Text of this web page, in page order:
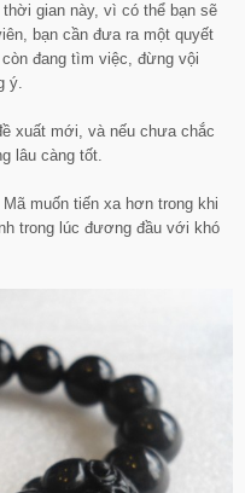
gian này, vì có thể bạn sẽ
bạn cần đưa ra một quyết
đang tìm việc, đừng vội
ý.
xuất mới, và nếu chưa chắc
lâu càng tốt.
muốn tiến xa hơn trong khi
trong lúc đương đầu với khó